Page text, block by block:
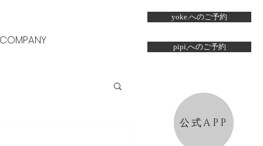
yoke.へのご予約
pipi,へのご予約
公式APP
COMPANY